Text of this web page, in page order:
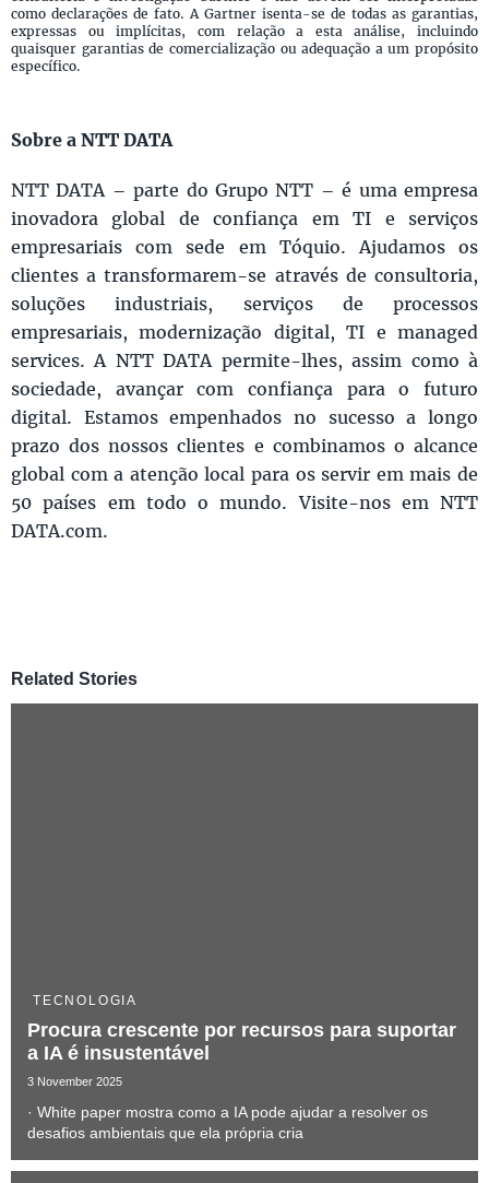
como declarações de fato. A Gartner isenta-se de todas as garantias,
expressas ou implícitas, com relação a esta análise, incluindo
quaisquer garantias de comercialização ou adequação a um propósito
específico.
Sobre a NTT DATA
NTT DATA – parte do Grupo NTT – é uma empresa
inovadora global de confiança em TI e serviços
empresariais com sede em Tóquio. Ajudamos os
clientes a transformarem-se através de consultoria,
soluções industriais, serviços de processos
empresariais, modernização digital, TI e managed
services. A NTT DATA permite-lhes, assim como à
sociedade, avançar com confiança para o futuro
digital. Estamos empenhados no sucesso a longo
prazo dos nossos clientes e combinamos o alcance
global com a atenção local para os servir em mais de
50 países em todo o mundo. Visite-nos em NTT
DATA.com.
Related Stories
TECNOLOGIA
Procura crescente por recursos para suportar
a IA é insustentável
3 November 2025
· White paper mostra como a IA pode ajudar a resolver os
desafios ambientais que ela própria cria